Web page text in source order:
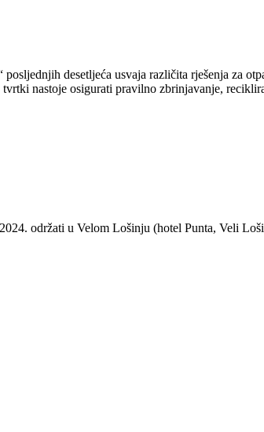
desetljeća usvaja različita rješenja za
nastoje osigurati pravilno zbrinjavanje,
održati u Velom Lošinju (hotel Punta, Veli